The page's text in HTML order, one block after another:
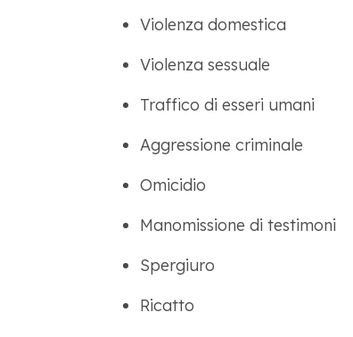
Violenza domestica
Violenza sessuale
Traffico di esseri umani
Aggressione criminale
Omicidio
Manomissione di testimoni
Spergiuro
Ricatto